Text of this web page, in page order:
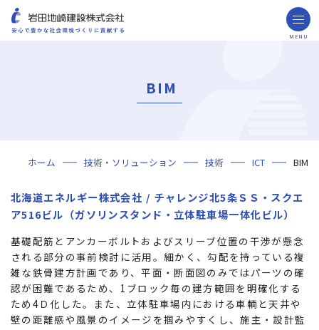
MENU
年代から探す
地域別で探す
用途区分から探す
GISマップシステム
Niseko Project
プロジェクトレポート
技術・ソリューション
採用情報
海外事業
NISEKO PROJECTS
閉じる
BIM
ホーム 技術・ソリューション 技術 ICT BIM
北海道エネルギー株式会社 / チャレンジ北5条ＳＳ・スクエ
ア516ビル（ガソリンスタンド・立体駐車場一体化ビル）
基礎配筋とアンカーボルトおよびスリーブ位置の干渉が懸念
される部分の事前検討に活用。細かく、勾配を持っている複
雑な鉄骨建方計画であり、平面・断面図のみではパーツの確
認が困難であるため、1ブロック毎の建方範囲を明確化する
ため4Ｄ化した。また、立体駐車場内における車輌と天井や
壁の距離感や風景のイメージを掴みやすくし、施主・設計監